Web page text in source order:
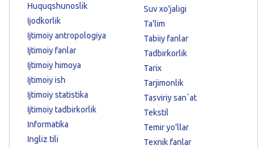
Huquqshunoslik
Ijodkorlik
Ijtimoiy antropologiya
Ijtimoiy fanlar
Ijtimoiy himoya
Ijtimoiy ish
Ijtimoiy statistika
Ijtimoiy tadbirkorlik
Informatika
Ingliz tili
Suv xo'jaligi
Ta'lim
Tabiiy fanlar
Tadbirkorlik
Tarix
Tarjimonlik
Tasviriy sanʼat
Tekstil
Temir yo'llar
Texnik fanlar